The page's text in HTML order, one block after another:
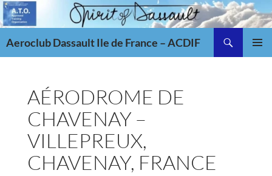
Aller
au
Aeroclub Dassault Ile de France – ACDIF
AÉRODROME DE
CHAVENAY –
VILLEPREUX,
CHAVENAY, FRANCE